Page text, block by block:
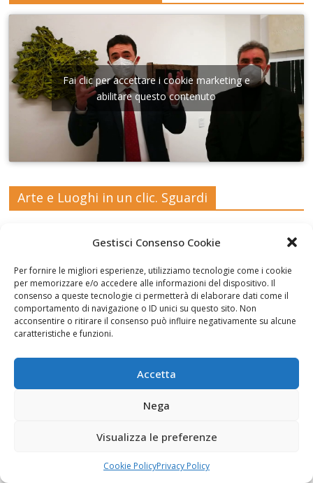
Gestisci Consenso Cookie
Per fornire le migliori esperienze, utilizziamo tecnologie come i cookie
per memorizzare e/o accedere alle informazioni del dispositivo. Il
consenso a queste tecnologie ci permetterà di elaborare dati come il
comportamento di navigazione o ID unici su questo sito. Non
acconsentire o ritirare il consenso può influire negativamente su alcune
caratteristiche e funzioni.
Accetta
Nega
Visualizza le preferenze
Cookie PolicyPrivacy Policy
Fai clic per accettare i cookie marketing e
abilitare questo contenuto
Arte e Luoghi in un clic. Sguardi
Salento_
Punta_S
uina
Michele_
tempest
a_21_09_
2022
Michele_
guarda_c
he_luna_
2022
Michele_
sulla_gio
stra_2022
Lequile,
Stefano
Quarta,
2021
Ruderi
dell'antic
o
castello
di Aidone
Dario
Veduta
di
Modica
Castello
della
contea ,
Giacomo
cielo,
Sara Foti
Sciavalie
Le Stanze di Arte e Luoghi | Albergo diffuso
della Cultura